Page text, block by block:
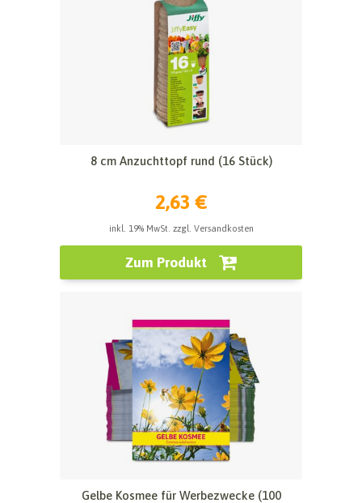
8 cm Anzuchttopf rund (16 Stück)
2,63 €
inkl. 19% MwSt. zzgl. Versandkosten
Zum Produkt
Gelbe Kosmee für Werbezwecke (100